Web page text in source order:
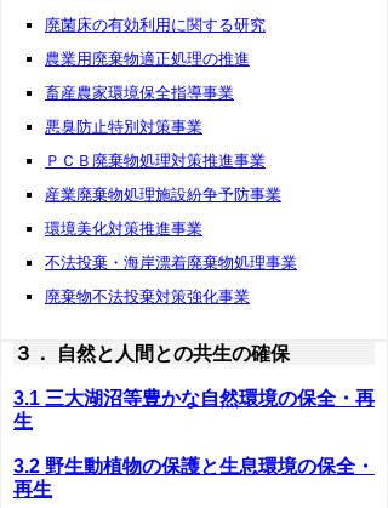
廃菌床の有効利用に関する研究
農業用廃棄物適正処理の推進
畜産農家環境保全指導事業
悪臭防止特別対策事業
ＰＣＢ廃棄物処理対策推進事業
産業廃棄物処理施設紛争予防事業
環境美化対策推進事業
不法投棄・海岸漂着廃棄物処理事業
廃棄物不法投棄対策強化事業
３． 自然と人間との共生の確保
3.1 三大湖沼等豊かな自然環境の保全・再
生
3.2 野生動植物の保護と生息環境の保全・
再生